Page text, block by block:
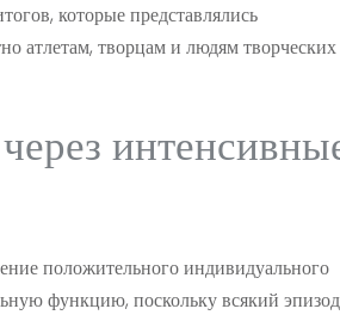
которые представлялись
атлетам, творцам и людям творческих
положительного индивидуального
функцию, поскольку всякий эпизод